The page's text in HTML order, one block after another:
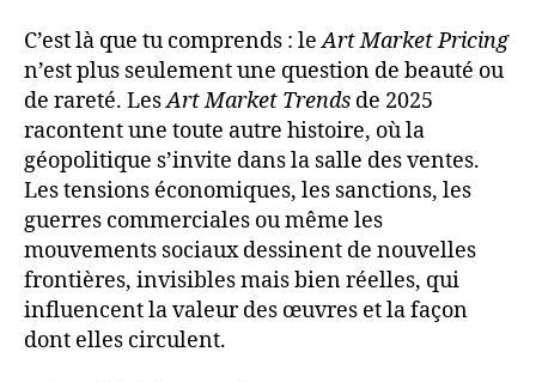
C’est là que tu comprends : leArt Market Pricing
n’est plus seulement une question de beauté ou
de rareté. LesArt Market Trends de 2025
racontent une toute autre histoire, où la
géopolitique s’invite dans la salle des ventes.
Les tensions économiques, les sanctions, les
guerres commerciales ou même les
mouvements sociaux dessinent de nouvelles
frontières, invisibles mais bien réelles, qui
influencent la valeur des œuvres et la façon
dont elles circulent.